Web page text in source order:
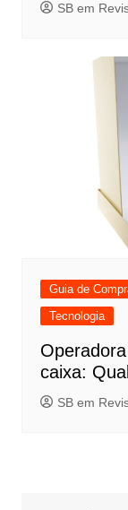
SB em
Guia de
Tecnologia
caixa:
SB em